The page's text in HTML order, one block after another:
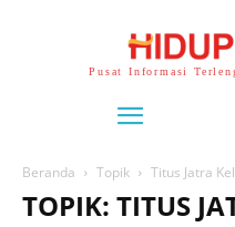
Pusat Informasi
Beranda Topik Titus Jatra
TOPIK: TITUS